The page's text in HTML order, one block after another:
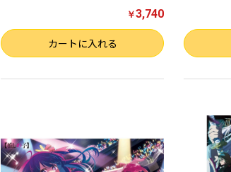
￥3,740
数量 カートに入れる 数量